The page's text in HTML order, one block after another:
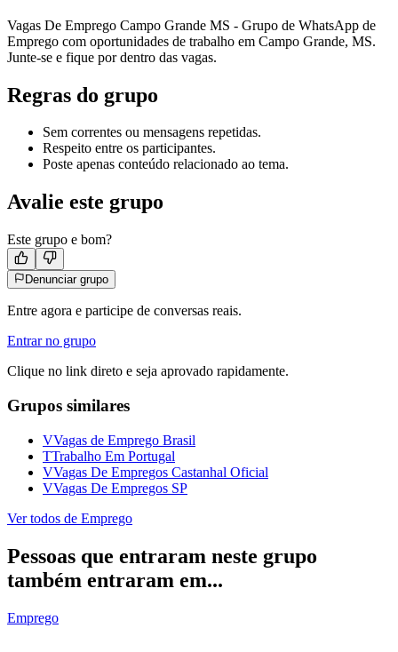
Vagas De Emprego Campo Grande MS - Grupo de WhatsApp de
Emprego com oportunidades de trabalho em Campo Grande, MS.
Junte-se e fique por dentro das vagas.
Regras do grupo
Sem correntes ou mensagens repetidas.
Respeito entre os participantes.
Poste apenas conteúdo relacionado ao tema.
Avalie este grupo
Este grupo e bom?
Denunciar grupo
Entre agora e participe de conversas reais.
Entrar no grupo
Clique no link direto e seja aprovado rapidamente.
Grupos similares
VVagas de Emprego Brasil
TTrabalho Em Portugal
VVagas De Empregos Castanhal Oficial
VVagas De Empregos SP
Ver todos de Emprego
Pessoas que entraram neste grupo
também entraram em...
Emprego